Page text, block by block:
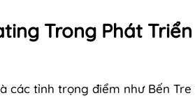
Trong Phát
các tỉnh trọng điểm như Bến